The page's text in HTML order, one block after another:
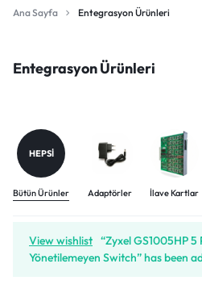
Ana Sayfa Entegrasyon Ürünleri
Entegrasyon Ürünleri
HEPSI
Bütün Ürünler Adaptörler İlave Kartlar
View wishlist “Zyxel GS1005HP
Yönetilemeyen Switch” has been